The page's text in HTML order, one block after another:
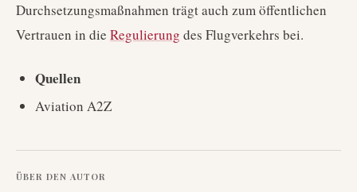
Durchsetzungsmaßnahmen trägt auch zum öffentlichen
Vertrauen in die Regulierung des Flugverkehrs bei.
Quellen
Aviation A2Z
ÜBER DEN AUTOR